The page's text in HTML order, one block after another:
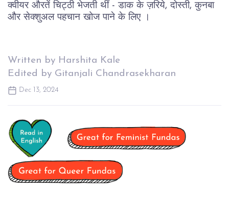
क्वीयर औरतें चिट्ठी भेजती थीं - डाक के ज़रिये, दोस्ती, कुनबा
और सेक्शुअल पहचान खोज पाने के लिए ।
Written by Harshita Kale
Edited by Gitanjali Chandrasekharan
Dec 13, 2024